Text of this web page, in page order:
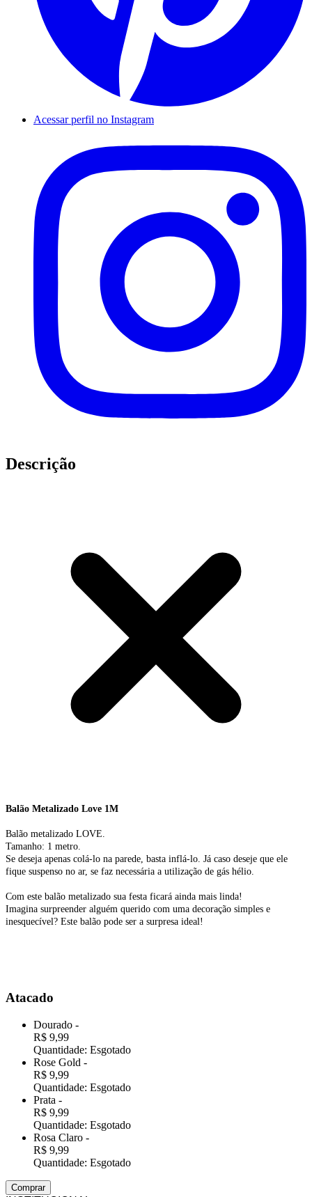
Acessar perfil no Instagram
Descrição
Balão Metalizado Love 1M
Balão metalizado LOVE.
Tamanho: 1 metro.
Se deseja apenas colá-lo na parede, basta inflá-lo. Já caso deseje que ele
fique suspenso no ar, se faz necessária a utilização de gás hélio.
Com este balão metalizado sua festa ficará ainda mais linda!
Imagina surpreender alguém querido com uma decoração simples e
inesquecível? Este balão pode ser a surpresa ideal!
Atacado
Dourado -
R$ 9,99
Quantidade: Esgotado
Rose Gold -
R$ 9,99
Quantidade: Esgotado
Prata -
R$ 9,99
Quantidade: Esgotado
Rosa Claro -
R$ 9,99
Quantidade: Esgotado
Comprar